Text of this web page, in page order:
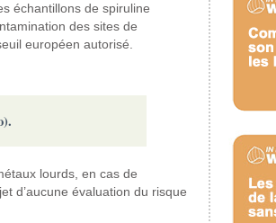
échantillons de spiruline
des sites de
européen autorisé.
lourds, en cas de
d’aucune évaluation du risque